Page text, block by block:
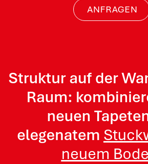
ANFRAGEN
Struktur auf der
Raum:
neuen
elegenatem
neuem